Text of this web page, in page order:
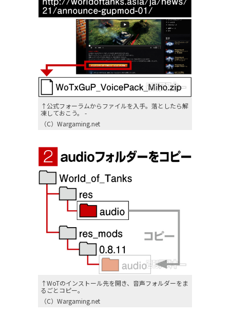
↑公式フォーラムからファイルを入手。落としたら解
凍しておこう。 -
（C）Wargaming.net
↑WoTのインストール先を開き、音声フォルダーをま
るごとコピー。
（C）Wargaming.net